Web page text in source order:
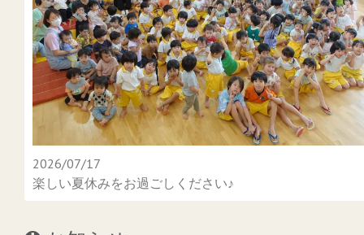
2026/07/17
楽しい夏休みをお過ごしください♪